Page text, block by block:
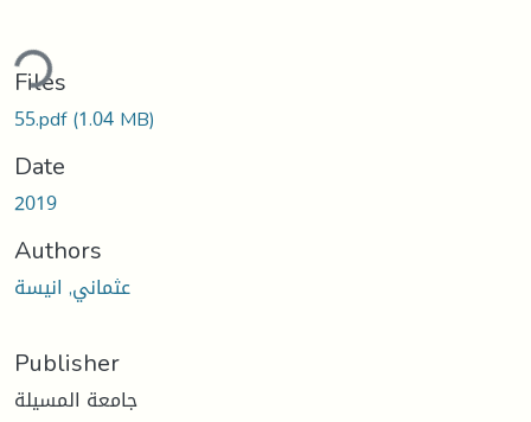
Files
55.pdf(1.04 MB)
Date
2019
Authors
عثماني, انيسة
Publisher
جامعة المسيلة